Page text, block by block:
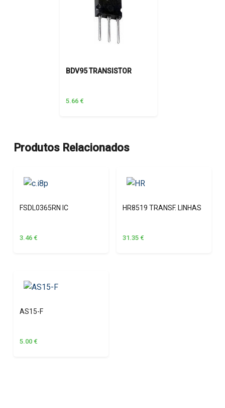
BDV95 TRANSISTOR
5.66 €
Produtos Relacionados
FSDL0365RN IC
3.46 €
HR8519 TRANSF. LINHAS
31.35 €
AS15-F
5.00 €